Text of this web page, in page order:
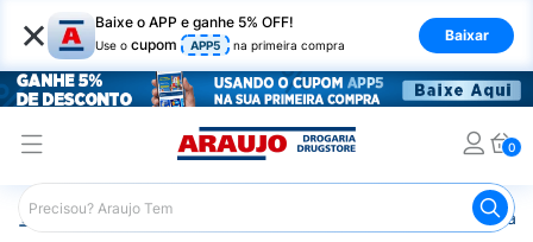
× Baixe o APP e ganhe 5% OFF!
Use o cupom APP5 na primeira compra
Baixar
0
Araujo Mercado